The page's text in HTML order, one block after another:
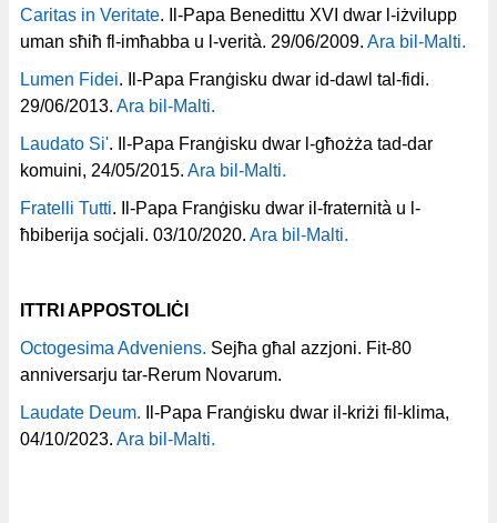
Caritas in Veritate. Il-Papa Benedittu XVI dwar l-iżvilupp
uman sħiħ fl-imħabba u l-verità. 29/06/2009. Ara bil-Malti.
Lumen Fidei. Il-Papa Franġisku dwar id-dawl tal-fidi.
29/06/2013. Ara bil-Malti.
Laudato Si'. Il-Papa Franġisku dwar l-għożża tad-dar
komuini, 24/05/2015. Ara bil-Malti.
Fratelli Tutti. Il-Papa Franġisku dwar il-fraternità u l-
ħbiberija soċjali. 03/10/2020. Ara bil-Malti.
ITTRI APPOSTOLIĊI
Octogesima Adveniens. Sejħa għal azzjoni. Fit-80
anniversarju tar-Rerum Novarum.
Laudate Deum.
Il-Papa Franġisku dwar il-kriżi fil-klima,
04/10/2023. Ara bil-Malti.